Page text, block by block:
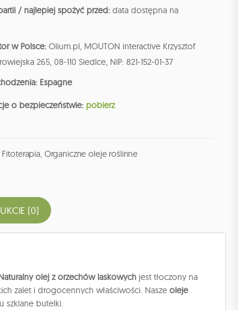
/ najlepiej spożyć przed: data dostępna na
w Polsce: Olium.pl, MOUTON interactive Krzysztof
265, 08-110 Siedlce, NIP: 821-152-01-37
Espagne
o bezpieczeństwie: pobierz
Fitoterapia, Organiczne oleje roślinne
(0)
olej z orzechów laskowych jest tłoczony na
zalet i drogocennych właściwości. Nasze oleje
szklane butelki.